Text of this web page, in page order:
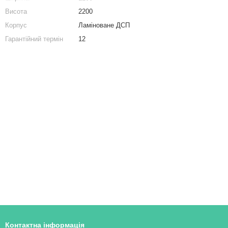
Комод в спальню
Висота
2200
Корпус
Ламіноване ДСП
Гарантійний термін
12
Контактна інформація